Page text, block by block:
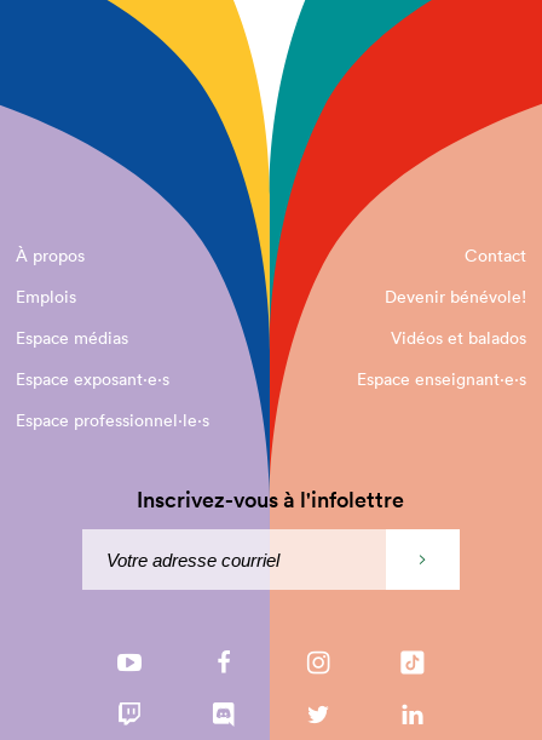
À propos
Contact
Emplois
Devenir bénévole!
Espace médias
Vidéos et balados
Espace exposant·e⋅s
Espace enseignant·e⋅s
Espace professionnel·le⋅s
Inscrivez-vous à l'infolettre